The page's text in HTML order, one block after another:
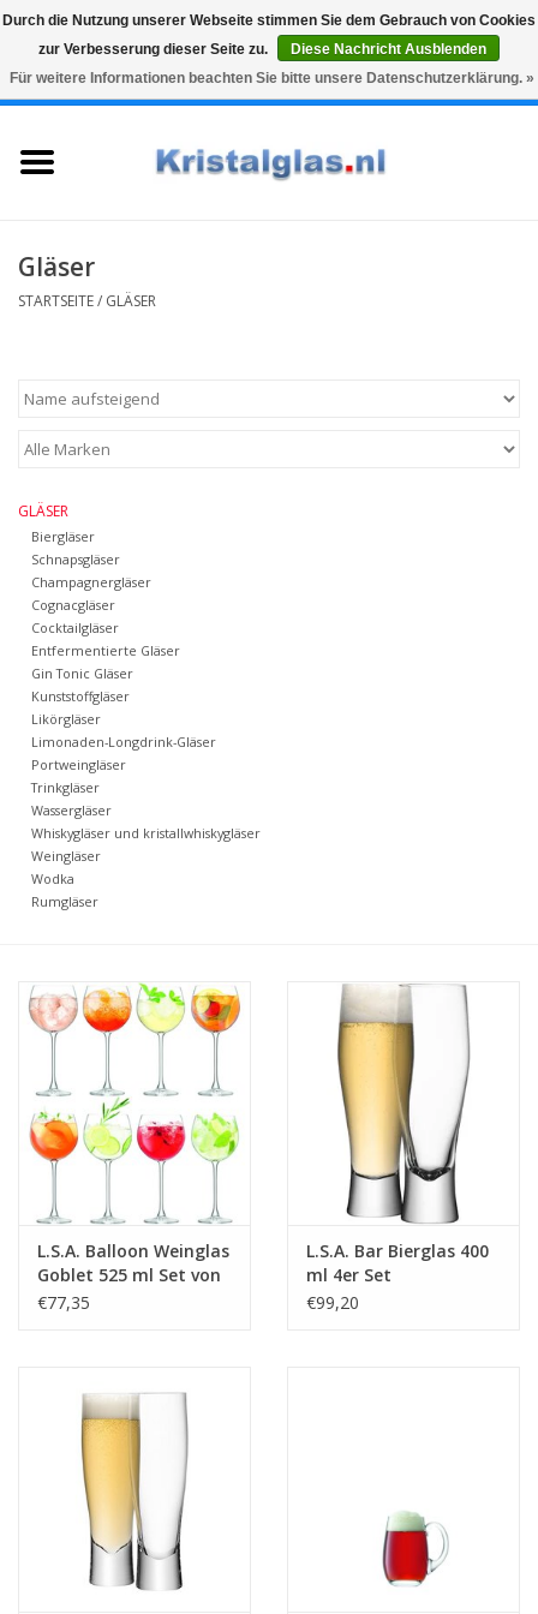
Snelle levering
Graveren
0 Artikel - €0,00
Karaffen
Kaffee & Tee
Bar & Wein
Gläser
STARTSEITE/ GLÄSER
GLÄSER
Biergläser
Schnapsgläser
Champagnergläser
Cognacgläser
Cocktailgläser
Entfermentierte Gläser
Gin Tonic Gläser
Kunststoffgläser
Likörgläser
Limonaden-Longdrink-Gläser
Portweingläser
Trinkgläser
Wassergläser
Whiskygläser und kristallwhiskygläser
Weingläser
Wodka
Rumgläser
L.S.A. Balloon Weinglas
Goblet 525 ml Set von
8 Stücken
€77,35
L.S.A. Bar Bierglas 400
ml 4er Set
€99,20
Durch die Nutzung unserer Webseite stimmen Sie dem Gebrauch von Cookies
zur Verbesserung dieser Seite zu.
Diese Nachricht Ausblenden
Für weitere Informationen beachten Sie bitte unsere Datenschutzerklärung. »